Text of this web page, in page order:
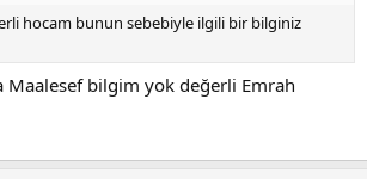
hocam bunun sebebiyle ilgili bir bilginiz
Maalesef bilgim yok değerli Emrah